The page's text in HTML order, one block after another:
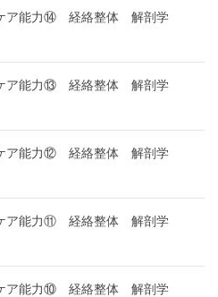
能力⑭ 経絡整体 解剖学
能力⑬ 経絡整体 解剖学
能力⑫ 経絡整体 解剖学
能力⑪ 経絡整体 解剖学
能力⑩ 経絡整体 解剖学